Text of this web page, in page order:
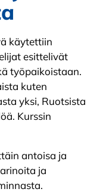
käytettiin
esittelivät
työpaikoistaan.
kuten
yksi, Ruotsista
Kurssin
antoisa ja
ja